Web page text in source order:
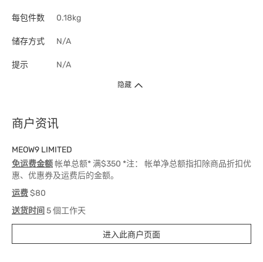
每包件数 0.18kg
储存方式 N/A
提示 N/A
隐藏
商户资讯
MEOW9 LIMITED
免运费金额帐单总额* 满$350 *注： 帐单净总额指扣除商品折扣优
惠、优惠券及运费后的金额。
运费$80
送货时间 5 個工作天
进入此商户页面